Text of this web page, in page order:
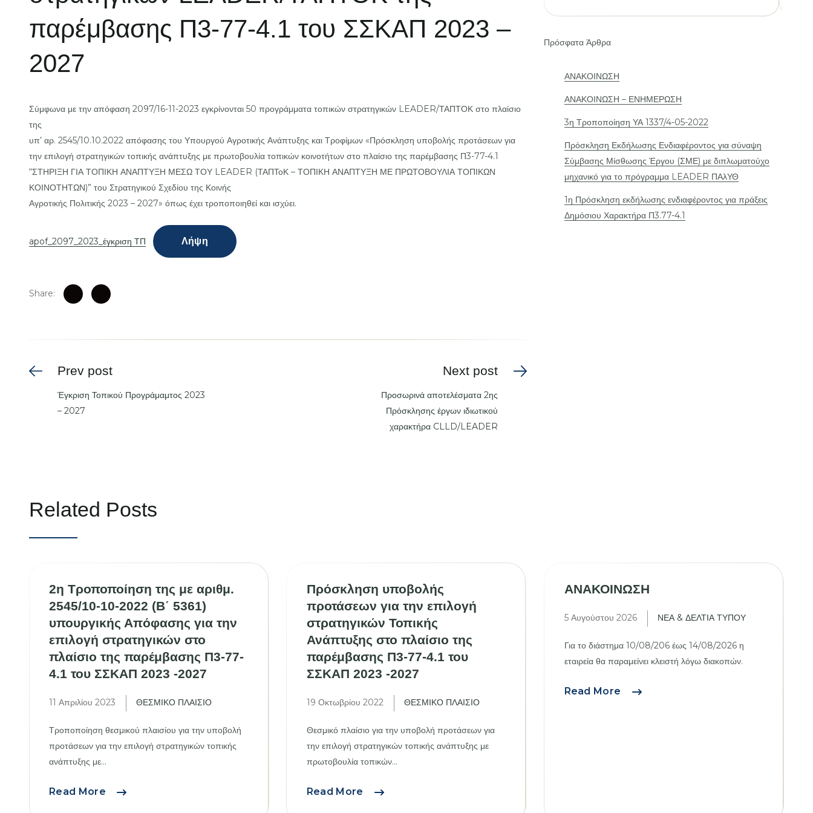
παρέμβασης Π3-77-4.1 του ΣΣΚΑΠ 2023 –
2027
Σύμφωνα με την απόφαση 2097/16-11-2023 εγκρίνονται 50 προγράμματα τοπικών στρατηγικών LEADER/ΤΑΠΤΟΚ στο πλαίσιο
της
υπ’ αρ. 2545/10.10.2022 απόφασης του Υπουργού Αγροτικής Ανάπτυξης και Τροφίμων «Πρόσκληση υποβολής προτάσεων για
την επιλογή στρατηγικών τοπικής ανάπτυξης με πρωτοβουλία τοπικών κοινοτήτων στο πλαίσιο της παρέμβασης Π3-77-4.1
“ΣΤΗΡΙΞΗ ΓΙΑ ΤΟΠΙΚΗ ΑΝΑΠΤΥΞΗ ΜΕΣΩ ΤΟΥ LEADER (ΤΑΠΤοΚ – ΤΟΠΙΚΗ ΑΝΑΠΤΥΞΗ ΜΕ ΠΡΩΤΟΒΟΥΛΙΑ ΤΟΠΙΚΩΝ
ΚΟΙΝΟΤΗΤΩΝ)” του Στρατηγικού Σχεδίου της Κοινής
Αγροτικής Πολιτικής 2023 – 2027» όπως έχει τροποποιηθεί και ισχύει.
apof_2097_2023_έγκριση ΤΠ Λήψη
Share:
Prev post
Έγκριση Τοπικού Προγράμαμτος 2023
– 2027
Next post
Προσωρινά αποτελέσματα 2ης
Πρόσκλησης έργων ιδιωτικού
χαρακτήρα CLLD/LEADER
Πρόσφατα Άρθρα
ΑΝΑΚΟΙΝΩΣΗ
ΑΝΑΚΟΙΝΩΣΗ – ΕΝΗΜΕΡΩΣΗ
3η Τροποποίηση ΥΑ 1337/4-05-2022
Πρόσκληση Εκδήλωσης Ενδιαφέροντος για σύναψη
Σύμβασης Μίσθωσης Έργου (ΣΜΕ) με διπλωματούχο
μηχανικό για το πρόγραμμα LEADER ΠΑλΥΘ
1η Πρόσκληση εκδήλωσης ενδιαφέροντος για πράξεις
Δημόσιου Χαρακτήρα Π3.77-4.1
Related Posts
2η Τροποποίηση της με αριθμ.
2545/10-10-2022 (Β΄ 5361)
υπουργικής Απόφασης για την
επιλογή στρατηγικών στο
πλαίσιο της παρέμβασης Π3-77-
4.1 του ΣΣΚΑΠ 2023 -2027
11 Απριλίου 2023 ΘΕΣΜΙΚΟ ΠΛΑΙΣΙΟ
Τροποποίηση θεσμικού πλαισίου για την υποβολή
προτάσεων για την επιλογή στρατηγικών τοπικής
ανάπτυξης με...
Read More
2η
Πρόσκληση υποβολής
προτάσεων για την επιλογή
στρατηγικών Τοπικής
Ανάπτυξης στο πλαίσιο της
παρέμβασης Π3-77-4.1 του
ΣΣΚΑΠ 2023 -2027
19 Οκτωβρίου 2022 ΘΕΣΜΙΚΟ ΠΛΑΙΣΙΟ
Θεσμικό πλαίσιο για την υποβολή προτάσεων για
την επιλογή στρατηγικών τοπικής ανάπτυξης με
πρωτοβουλία τοπικών...
Read More
Πρόσκληση
ΑΝΑΚΟΙΝΩΣΗ
5 Αυγούστου 2026 ΝΕΑ & ΔΕΛΤΙΑ ΤΥΠΟΥ
Για το διάστημα 10/08/206 έως 14/08/2026 η
εταιρεία θα παραμείνει κλειστή λόγω διακοπών.
Read More ΑΝΑΚΟΙΝΩΣΗ